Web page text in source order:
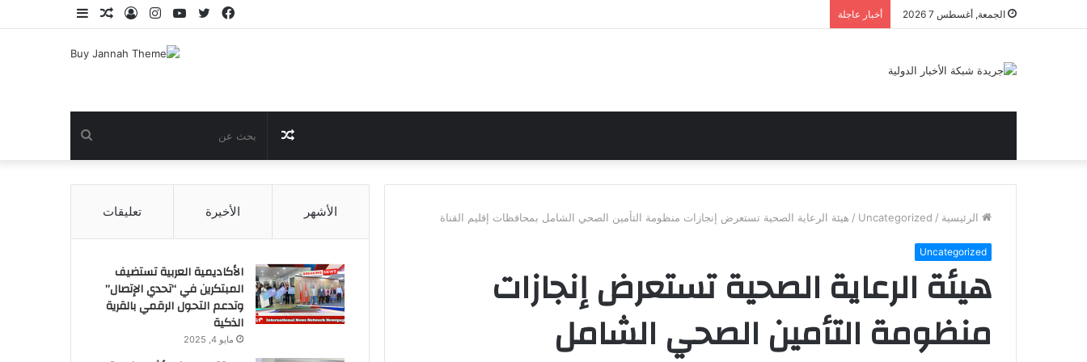
الجمعة, أغسطس 7 2026 أخبار عاجلة
إضافةمقالتسجيل
انستقراميوتيوبتويتر
فيسبوك
بحث
عن
مقال
عشوائي
الرئيسية /
Uncategorized
/ هيئة الرعاية الصحية تستعرض إنجازات منظومة التأمين الصحي الشامل بمحافظات إقليم القناة
Uncategorized
هيئة الرعاية الصحية تستعرض إنجازات
منظومة التأمين الصحي الشامل
الأشهر الأخيرة تعليقات
الأكاديمية العربية تستضيف
المبتكرين في “تحدي الإتصال”
وتدعم التحول الرقمي بالقرية
الذكية
مايو 4, 2025